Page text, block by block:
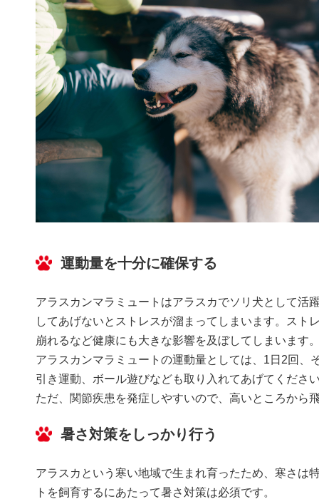
運動量を十分に確保する
アラスカンマラミュートはアラスカでソリ犬として活
してあげないとストレスが溜まってしまいます。スト
崩れるなど健康にも大きな影響を及ぼしてしまいます
アラスカンマラミュートの運動量としては、1日2回
引き運動、ボール遊びなども取り入れてあげてくださ
ただ、関節疾患を発症しやすいので、高いところから
暑さ対策をしっかり行う
アラスカという寒い地域で生まれ育ったため、寒さは
トを飼育するにあたって暑さ対策は必須です。